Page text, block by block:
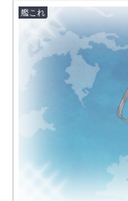
艦これ